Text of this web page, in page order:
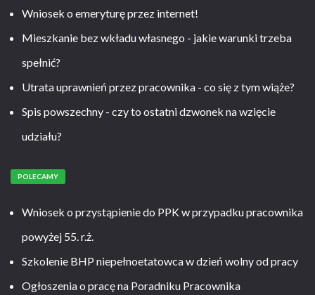
Wniosek o emeryturę przez internet!
Mieszkanie bez wkładu własnego - jakie warunki trzeba
spełnić?
Utrata uprawnień przez pracownika - co się z tym wiąże?
Spis powszechny - czy to ostatni dzwonek na wzięcie
udziału?
POLECAMY
Wniosek o przystąpienie do PPK w przypadku pracownika
powyżej 55. r.ż.
Szkolenie BHP niepełnoetatowca w dzień wolny od pracy
Ogłoszenia o pracę na Poradniku Pracownika